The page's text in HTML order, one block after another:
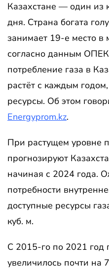
Казахстане — один из
дня. Страна богата
занимает 19-е место в
согласно данным
потребление газа в
растёт с каждым
ресурсы. Об этом
Energyprom.kz.
При растущем уровне
прогнозируют
начиная с 2024 года.
потребности
доступные ресурсы
куб. м.
С 2015-го по 2021 год
увеличилось почти на